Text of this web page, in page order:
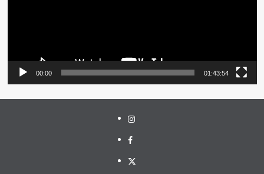
00:00 01:43:54
Instagram
Facebook
Twitter